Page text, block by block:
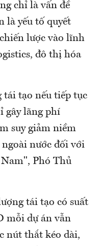
chỉ là vấn đề
là yếu tố quyết
lược vào lĩnh
đô thị hóa
tái tạo nếu tiếp tục
gây lãng phí
suy giảm niềm
nước đối với
Phó Thủ
tái tạo có suất
mỗi dự án vẫn
nút thắt kéo dài,